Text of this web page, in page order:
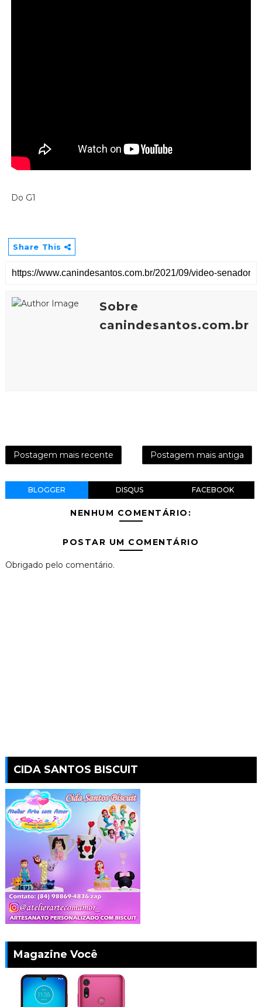
Do G1
Share This
Sobre
canindesantos.com.br
Postagem mais recente Postagem mais antiga
BLOGGER DISQUS FACEBOOK
NENHUM COMENTÁRIO:
POSTAR UM COMENTÁRIO
Obrigado pelo comentário.
CIDA SANTOS BISCUIT
Magazine Você